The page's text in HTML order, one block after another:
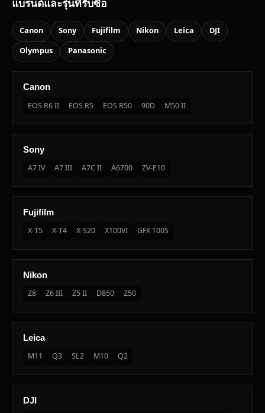
แบรนด์และรุ่นที่รับซื้อ
Canon Sony Fujifilm Nikon Leica
DJI
Olympus
Panasonic
Canon
EOS R6 II EOS R5 EOS R50 90D M50 II
Sony
A7 IV A7 III A7C II A6700 ZV-E10
Fujifilm
X-T5 X-T4 X-S20 X100VI GFX 100S
Nikon
Z8 Z6 III Z5 II D850 Z50
Leica
M11 Q3 SL2 M10 Q2
DJI